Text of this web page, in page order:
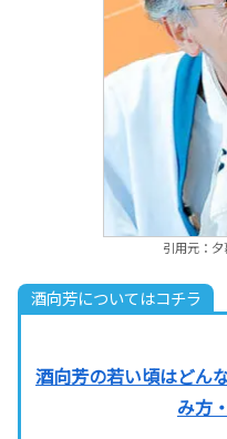
引用元：
酒向芳についてはコチラ
酒向芳の若い頃はどん
み方